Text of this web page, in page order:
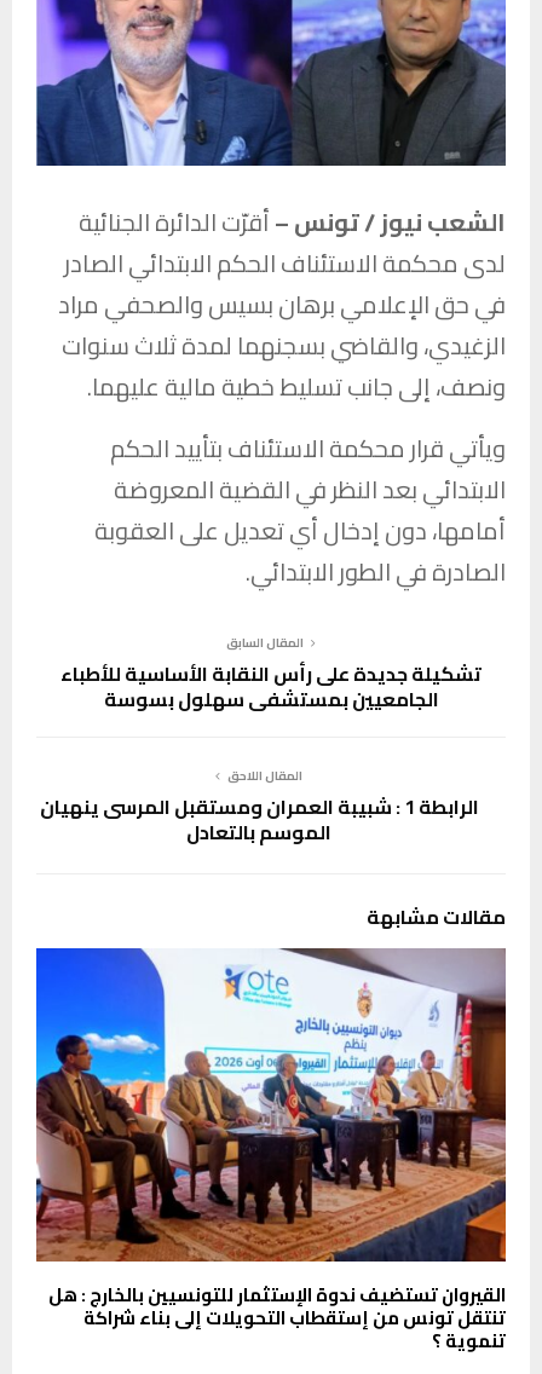
الشعب نيوز / تونس –أقرّت الدائرة الجنائية
لدى محكمة الاستئناف الحكم الابتدائي الصادر
في حق الإعلاميبرهان بسيسوالصحفيمراد
الزغيدي، والقاضي بسجنهما لمدة ثلاث سنوات
ونصف، إلى جانب تسليط خطية مالية عليهما.
ويأتي قرار محكمة الاستئناف بتأييد الحكم
الابتدائي بعد النظر في القضية المعروضة
أمامها، دون إدخال أي تعديل على العقوبة
الصادرة في الطور الابتدائي.
المقال السابق
تشكيلة جديدة على رأس النقابة الأساسية للأطباء
الجامعيين بمستشفى سهلول بسوسة
المقال اللاحق
الرابطة 1 : شبيبة العمران ومستقبل المرسى ينهيان
الموسم بالتعادل
مقالات مشابهة
القيروان تستضيف ندوة الإستثمار للتونسيين بالخارج : هل
تنتقل تونس من إستقطاب التحويلات إلى بناء شراكة
تنموية ؟